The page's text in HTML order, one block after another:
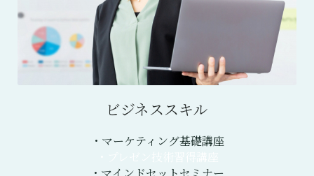
ビジネススキル
・マーケティング基礎講座